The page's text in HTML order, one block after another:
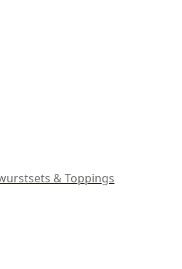
& Toppings